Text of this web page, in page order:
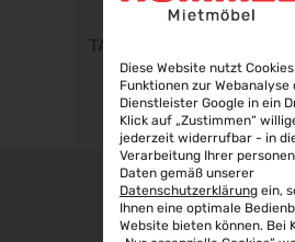
22.09.2026 - 25.09.2026
Steuerberater Expo 2026
24.09.2026 - 24.09.2026
Finance 2026
25.09.2026 - 26.09.2026
POWTECH 2026
29.09.2026 - 01.10.2026
IMAGING WORLD 2026
02.10.2026 - 04.10.2026
TABLO 78
Diese Website nutzt
Funktionen zur Webanalyse
Dienstleister Google in ein
Klick auf „Zustimmen“
jederzeit widerrufbar - in
Verarbeitung Ihrer
Daten gemäß unserer
Datenschutzerklärung ein,
Ihnen eine optimale
Website bieten können. Bei